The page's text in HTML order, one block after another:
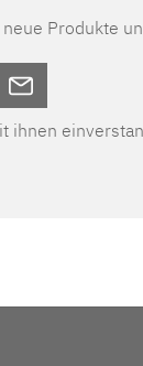
Produkte
ihnen